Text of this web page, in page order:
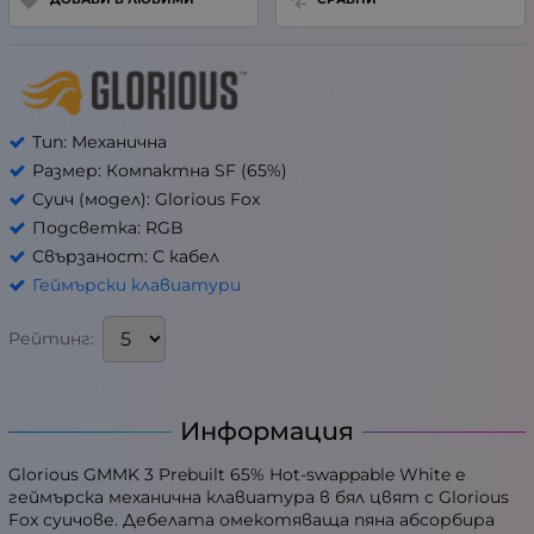
Тип: Механична
Размер: Компактна SF (65%)
Суич (модел): Glorious Fox
Подсветка: RGB
Свързаност: С кабел
Геймърски клавиатури
Рейтинг:
Информация
Glorious GMMK 3 Prebuilt 65% Hot-swappable White е
геймърска механична клавиатура в бял цвят с Glorious
Fox суичове. Дебелата омекотяваща пяна абсорбира